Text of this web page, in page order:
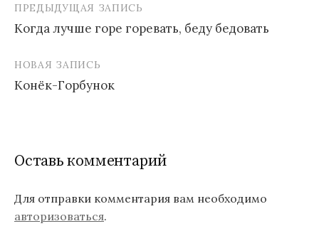
Навигация
по
записям
ПРЕДЫДУЩАЯ ЗАПИСЬ
Когда лучше горе горевать, беду бедовать
НОВАЯ ЗАПИСЬ
Конёк-Горбунок
Оставь комментарий
Для отправки комментария вам необходимо
авторизоваться.